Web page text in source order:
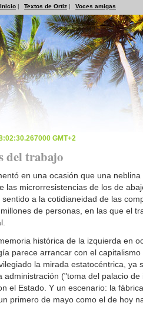
Inicio | Textos de Ortiz | Voces amigas
GMT+2
del trabajo
en una ocasión que una
las microrresistencias de los de
a la cotidianeidad de las
de personas, en las que el
histórica de la izquierda en
parece arrancar con el
la mirada estatocéntrica, ya
administración ("toma del palacio
el Estado. Y un escenario: la
primero de mayo como el de hoy